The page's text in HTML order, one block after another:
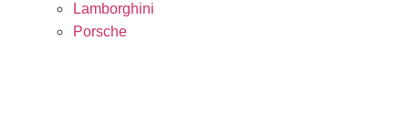
Lamborghini
Porsche